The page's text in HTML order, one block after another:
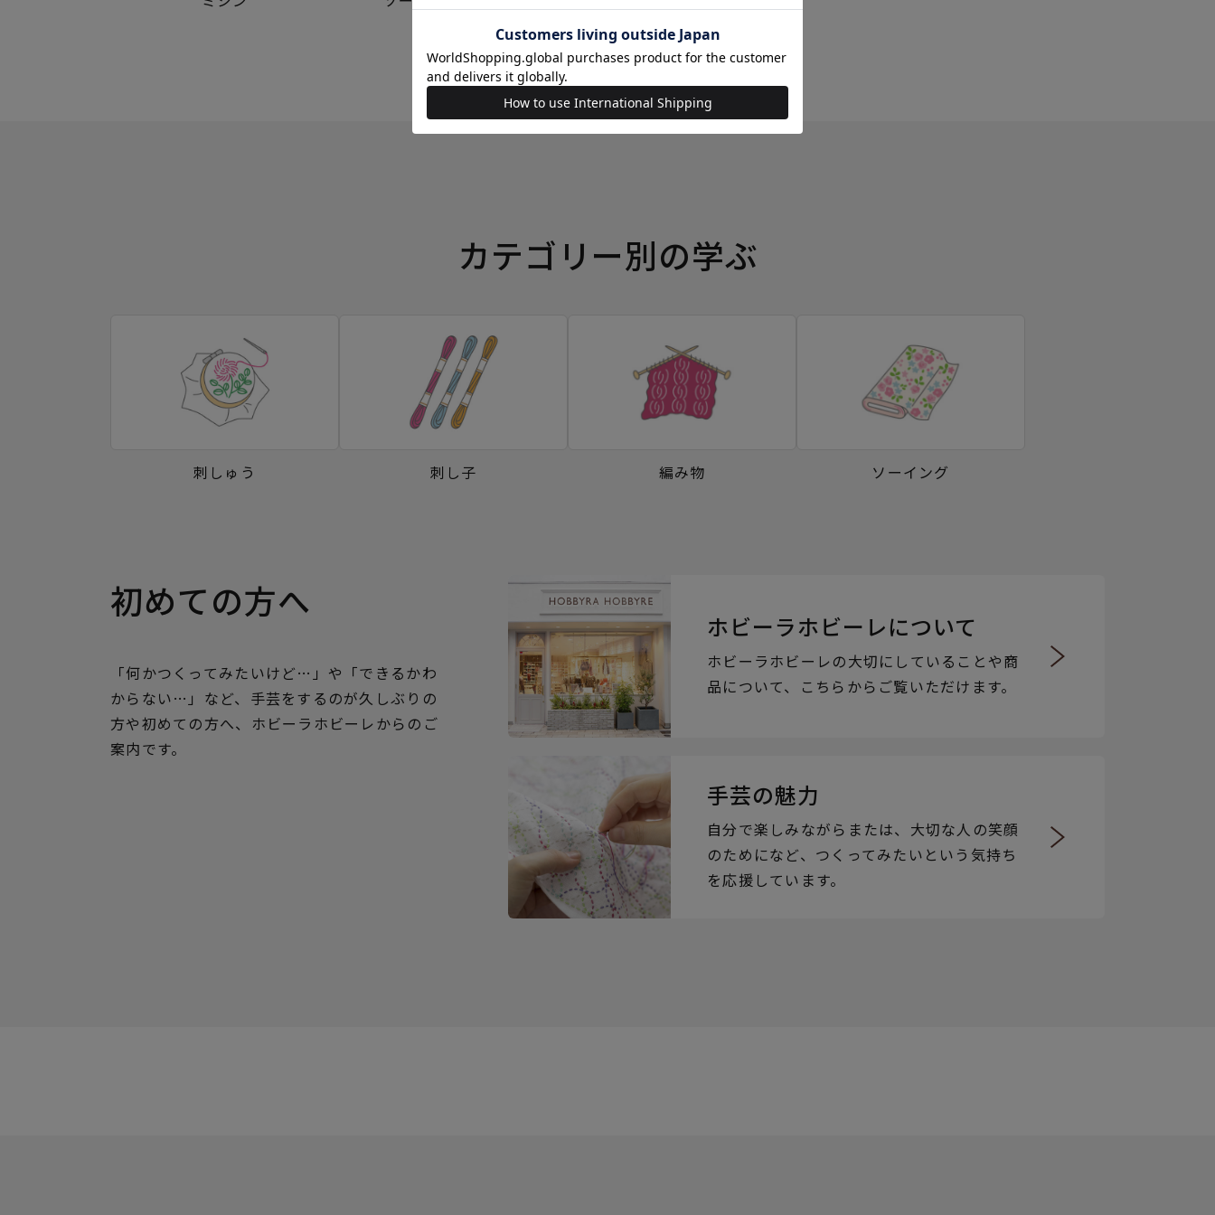
カテゴリー別の学ぶ
刺しゅう 刺し子 編み物 ソーイング
初めての方へ
「何かつくってみたいけど…」や「できるかわ
からない…」など、手芸をするのが久しぶりの
方や初めての方へ、ホビーラホビーレからのご
案内です。
ホビーラホビーレについて
ホビーラホビーレの大切にしていることや商
品について、こちらからご覧いただけます。
手芸の魅力
自分で楽しみながらまたは、大切な人の笑顔
のためになど、つくってみたいという気持ち
を応援しています。